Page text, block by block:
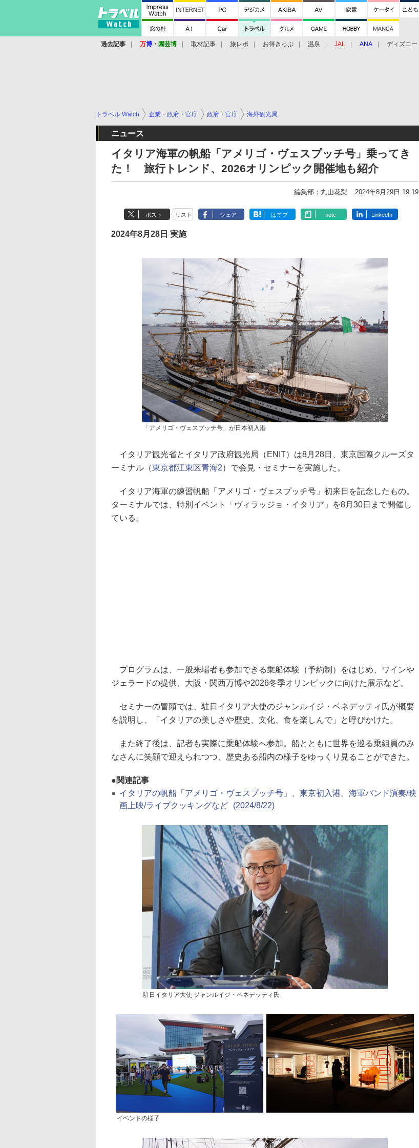
過去記事 万博 ・ 園芸博 取材記事 旅レポ お得きっぷ 温泉 JAL ANA ディズニー
トラベル Watch 企業・政府・官庁 政府・官庁 海外観光局
ニュース
イタリア海軍の帆船「アメリゴ・ヴェスプッチ号」乗ってき
た！ 旅行トレンド、2026オリンピック開催地も紹介
編集部：丸山花梨 2024年8月29日 19:19
ポスト リスト シェア はてブ note LinkedIn
2024年8月28日 実施
「アメリゴ・ヴェスプッチ号」が日本初入港
イタリア観光省とイタリア政府観光局（ENIT）は8月28日、東京国際クルーズタ
ーミナル（東京都江東区青海2）で会見・セミナーを実施した。
イタリア海軍の練習帆船「アメリゴ・ヴェスプッチ号」初来日を記念したもの。
ターミナルでは、特別イベント「ヴィラッジョ・イタリア」を8月30日まで開催し
ている。
プログラムは、一般来場者も参加できる乗船体験（予約制）をはじめ、ワインや
ジェラードの提供、大阪・関西万博や2026冬季オリンピックに向けた展示など。
セミナーの冒頭では、駐日イタリア大使のジャンルイジ・ベネデッティ氏が概要
を説明し、「イタリアの美しさや歴史、文化、食を楽しんで」と呼びかけた。
また終了後は、記者も実際に乗船体験へ参加。船とともに世界を巡る乗組員のみ
なさんに笑顔で迎えられつつ、歴史ある船内の様子をゆっくり見ることができた。
関連記事
イタリアの帆船「アメリゴ・ヴェスプッチ号」、東京初入港。海軍バンド演奏/映
画上映/ライブクッキングなど
(2024/8/22)
駐日イタリア大使 ジャンルイジ・ベネデッティ氏
イベントの様子